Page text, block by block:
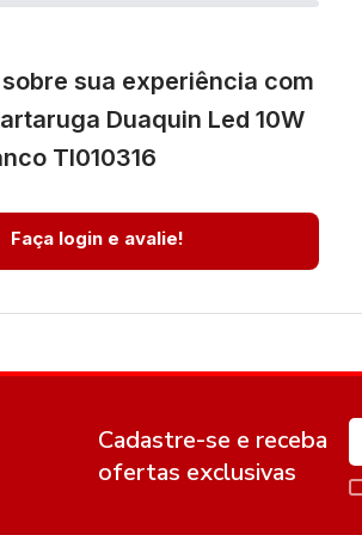
sua experiência com
Duaquin Led 10W
Tl010316
Faça login e avalie!
Cadastre-se e receba
ofertas exclusivas